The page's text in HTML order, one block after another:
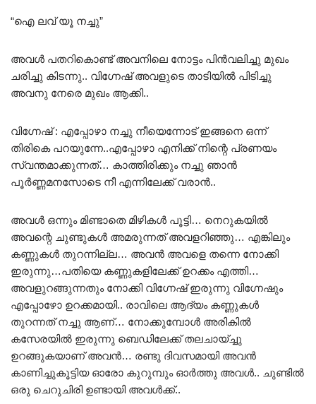
“ഐ ലവ് യൂ നച്ചു”
അവൾ പതറികൊണ്ട് അവനിലെ നോട്ടം പിൻവലിച്ചു മുഖം
ചരിച്ചു കിടന്നു.. വിഗ്നേഷ് അവളുടെ താടിയിൽ പിടിച്ചു
അവനു നേരെ മുഖം ആക്കി..
വിഗ്നേഷ് : എപ്പോഴാ നച്ചു നീയെന്നോട് ഇങ്ങനെ ഒന്ന്
തിരികെ പറയുന്നേ..എപ്പോഴാ എനിക്ക് നിന്റെ പ്രണയം
സ്വന്തമാക്കുന്നത്… കാത്തിരിക്കും നച്ചു ഞാൻ
പൂർണ്ണമനസോടെ നീ എന്നിലേക്ക് വരാൻ..
അവൾ ഒന്നും മിണ്ടാതെ മിഴികൾ പൂട്ടി… നെറുകയിൽ
അവന്റെ ചുണ്ടുകൾ അമരുന്നത് അവളറിഞ്ഞു… എങ്കിലും
കണ്ണുകൾ തുറന്നില്ല… അവൻ അവളെ തന്നെ നോക്കി
ഇരുന്നു…പതിയെ കണ്ണുകളിലേക്ക് ഉറക്കം എത്തി…
അവളുറങ്ങുന്നതും നോക്കി വിഗ്നേഷ് ഇരുന്നു വിഗ്നേഷും
എപ്പോഴോ ഉറക്കമായി.. രാവിലെ ആദ്യം കണ്ണുകൾ
തുറന്നത് നച്ചു ആണ്… നോക്കുമ്പോൾ അരികിൽ
കസേരയിൽ ഇരുന്നു ബെഡിലേക്ക് തലചായ്ച്ചു
ഉറങ്ങുകയാണ് അവൻ… രണ്ടു ദിവസമായി അവൻ
കാണിച്ചുകൂട്ടിയ ഓരോ കുറുമ്പും ഓർത്തു അവൾ.. ചുണ്ടിൽ
ഒരു ചെറുചിരി ഉണ്ടായി അവൾക്ക്..